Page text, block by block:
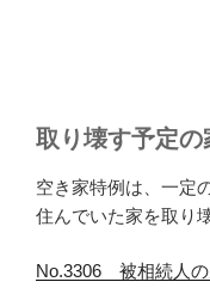
取り壊す予定
空き家特例は、一定
住んでいた家を取り
No.3306 被相続人の